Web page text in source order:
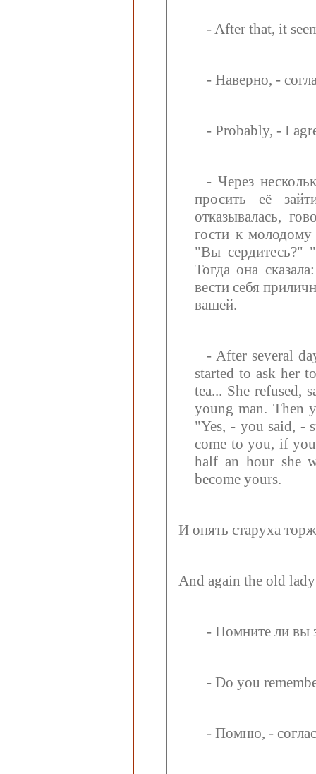
- After that, it
- Наверно, -
- Probably, - I
- Через
просить её
отказывалась,
гости к молодому
"Вы сердитесь?"
Тогда она
вести себя
вашей.
- After several
started to ask her
tea... She refused,
young man. Then
"Yes, - you said, -
come to you, if
half an hour she
become yours.
И опять старуха
And again the old
- Помните ли вы
- Do you
- Помню, -